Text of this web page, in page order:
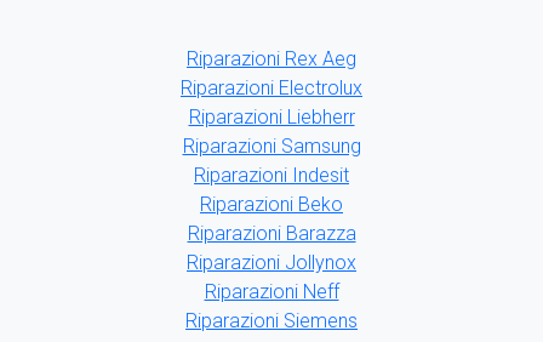
Riparazioni Rex Aeg
Riparazioni Electrolux
Riparazioni Liebherr
Riparazioni Samsung
Riparazioni Indesit
Riparazioni Beko
Riparazioni Barazza
Riparazioni Jollynox
Riparazioni Neff
Riparazioni Siemens